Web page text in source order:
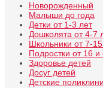
Новорожденный
Малыши до года
Детки от 1-3 лет
Дошколята от 4-7
Школьники от 7-
Подростки от 16
Здоровье детей
Досуг детей
Детские